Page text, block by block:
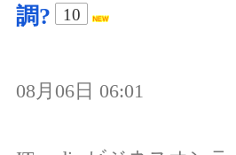
調?
10
08月06日 06:01